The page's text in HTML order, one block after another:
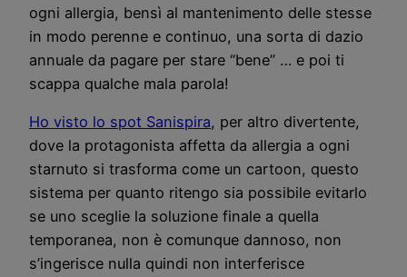
ogni allergia, bensì al mantenimento delle stesse
in modo perenne e continuo, una sorta di dazio
annuale da pagare per stare “bene” … e poi ti
scappa qualche mala parola!
Ho visto lo spot Sanispira, per altro divertente,
dove la protagonista affetta da allergia a ogni
starnuto si trasforma come un cartoon, questo
sistema per quanto ritengo sia possibile evitarlo
se uno sceglie la soluzione finale a quella
temporanea, non è comunque dannoso, non
s’ingerisce nulla quindi non interferisce